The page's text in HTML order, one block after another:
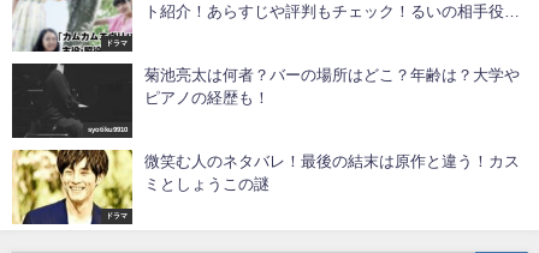
ドラマ
ト紹介！あらすじや評判もチェック！るいの相手役は
syotiku9910
菊池亮太は何者？バーの場所はどこ？年齢は？大学や
ピアノの経歴も！
ドラマ
微笑む人のネタバレ！最後の結末は原作と違う！カス
ミとしょうこの謎